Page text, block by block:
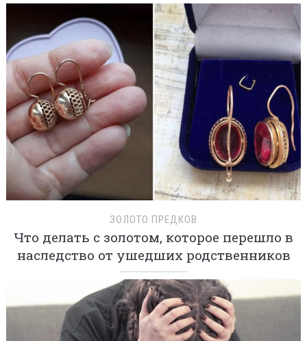
ЗОЛОТО ПРЕДКОВ
Что делать с золотом, которое перешло в
наследство от ушедших родственников